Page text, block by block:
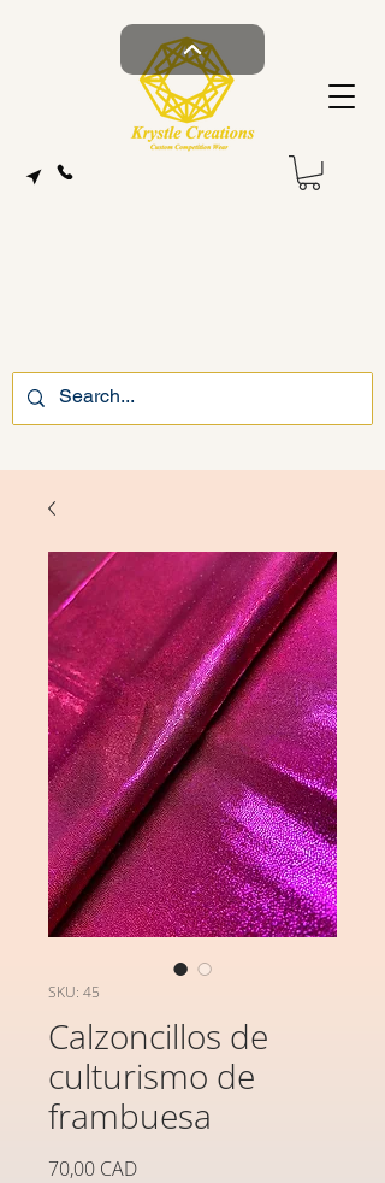
SKU: 45
Calzoncillos de
culturismo de
frambuesa
70,00 CADPrecio